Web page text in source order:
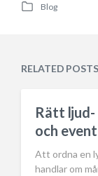
t
P
d
Blog
RELATED POSTS
Rätt
och event
Att ordna en
handlar om